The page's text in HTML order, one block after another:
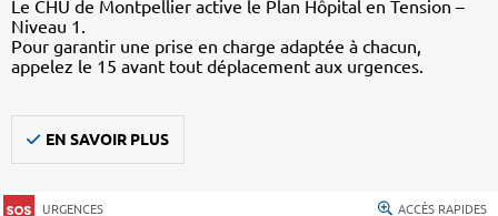
Le CHU de Montpellier active le Plan Hôpital en Tension –
Niveau 1.
Pour garantir une prise en charge adaptée à chacun,
appelez le 15 avant tout déplacement aux urgences.
EN SAVOIR PLUS
URGENCES ACCÈS RAPIDES